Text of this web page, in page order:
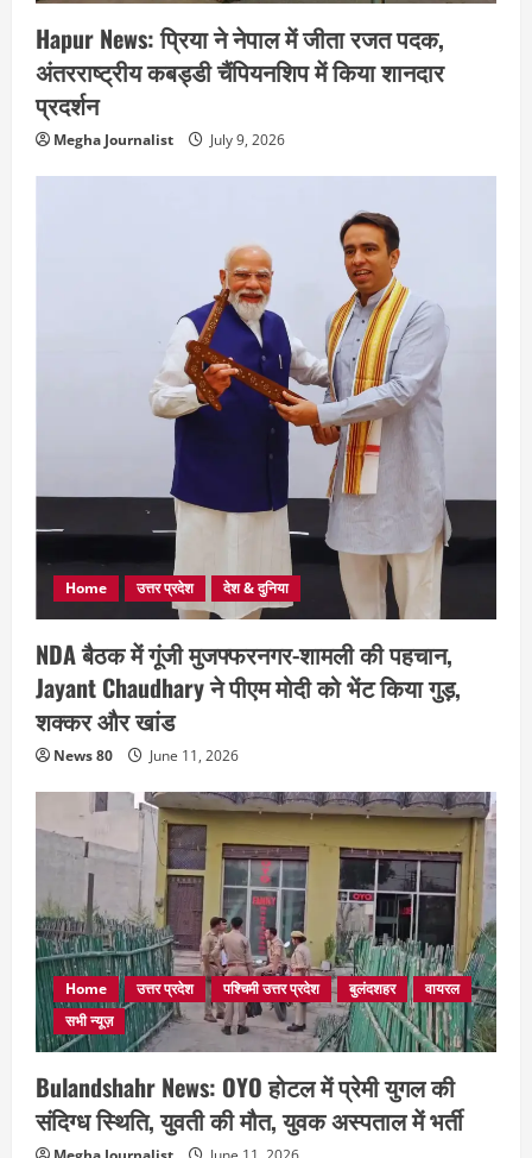
Hapur News: प्रिया ने नेपाल में जीता रजत पदक,
अंतरराष्ट्रीय कबड्डी चैंपियनशिप में किया शानदार
प्रदर्शन
Megha Journalist July 9, 2026
Home उत्तर प्रदेश देश & दुनिया
NDA बैठक में गूंजी मुजफ्फरनगर-शामली की पहचान,
Jayant Chaudhary ने पीएम मोदी को भेंट किया गुड़,
शक्कर और खांड
News 80 June 11, 2026
Home उत्तर प्रदेश पश्चिमी उत्तर प्रदेश बुलंदशहर
वायरल
सभी न्यूज़
Bulandshahr News: OYO होटल में प्रेमी युगल की
संदिग्ध स्थिति, युवती की मौत, युवक अस्पताल में भर्ती